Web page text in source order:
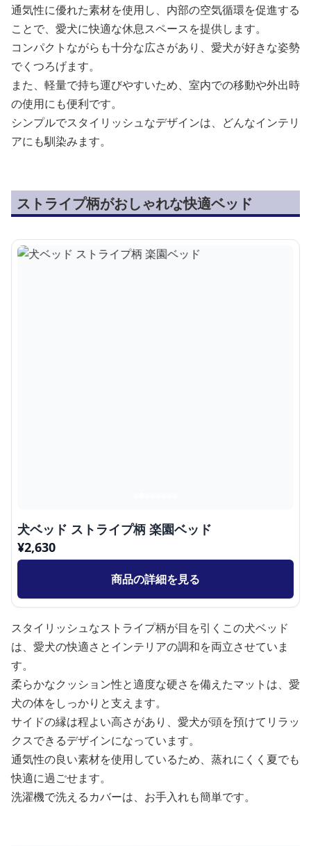
通気性に優れた素材を使用し、内部の空気循環を促進する
ことで、愛犬に快適な休息スペースを提供します。
コンパクトながらも十分な広さがあり、愛犬が好きな姿勢
でくつろげます。
また、軽量で持ち運びやすいため、室内での移動や外出時
の使用にも便利です。
シンプルでスタイリッシュなデザインは、どんなインテリ
アにも馴染みます。
ストライプ柄がおしゃれな快適ベッド
犬ベッド ストライプ柄 楽園ベッド
¥2,630
商品の詳細を見る
スタイリッシュなストライプ柄が目を引くこの犬ベッド
は、愛犬の快適さとインテリアの調和を両立させていま
す。
柔らかなクッション性と適度な硬さを備えたマットは、愛
犬の体をしっかりと支えます。
サイドの縁は程よい高さがあり、愛犬が頭を預けてリラッ
クスできるデザインになっています。
通気性の良い素材を使用しているため、蒸れにくく夏でも
快適に過ごせます。
洗濯機で洗えるカバーは、お手入れも簡単です。